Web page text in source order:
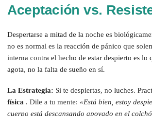
Aceptación vs.
Despertarse a mitad de la noche es
no es normal es la reacción de pánico que
interna contra el hecho de estar despierto es lo
agota, no la falta de sueño en sí.
La Estrategia: Si te despiertas, no luches.
física . Dile a tu mente: «Está bien, estoy
cuerpo está descansando apoyado en el